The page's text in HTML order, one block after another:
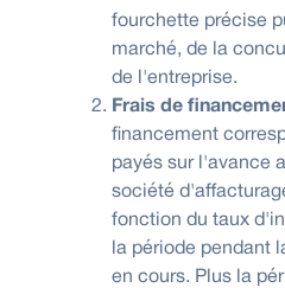
fourchette précise
marché, de la
de l'entreprise.
Frais de
financement
payés sur l'avance
société
fonction du taux
la période pendant
en cours. Plus la